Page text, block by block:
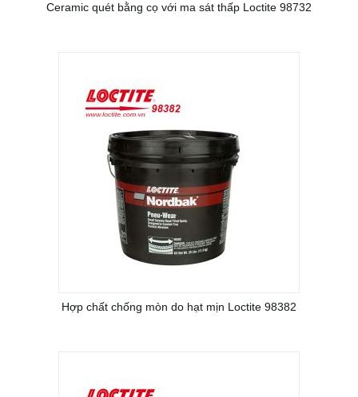
Ceramic quét bằng cọ với ma sát thấp Loctite 98732
Hợp chất chống mòn do hạt mịn Loctite 98382